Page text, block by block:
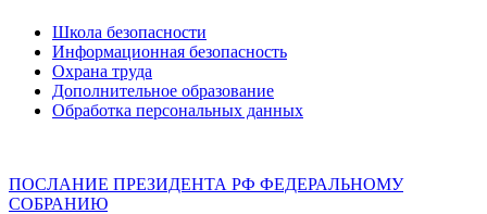
Школа безопасности
Информационная безопасность
Охрана труда
Дополнительное образование
Обработка персональных данных
ПОСЛАНИЕ ПРЕЗИДЕНТА РФ ФЕДЕРАЛЬНОМУ
СОБРАНИЮ